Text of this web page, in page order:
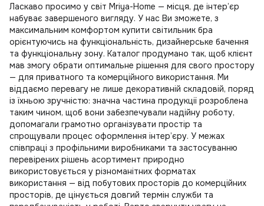
Ласкаво просимо у світ Mriya-Home — місця, де інтер’єр
набуває завершеного вигляду. У нас Ви зможете, з
максимальним комфортом купити світильник бра
орієнтуючись на функціональність, дизайнерське бачення
та функціональну зону. Каталог продумано так, щоб клієнт
мав змогу обрати оптимальне рішення для свого простору
— для приватного та комерційного використання. Ми
віддаємо перевагу не лише декоративній складовій, поряд
із їхньою зручністю: значна частина продукції розроблена
таким чином, щоб вони забезпечували надійну роботу,
допомагали грамотно організувати простір та
спрощували процес оформлення інтер’єру. У межах
співпраці з профільними виробниками та застосуванню
перевірених рішень асортимент природно
використовується у різноманітних форматах
використання — від побутових просторів до комерційних
просторів, де цінується довгий термін служби та